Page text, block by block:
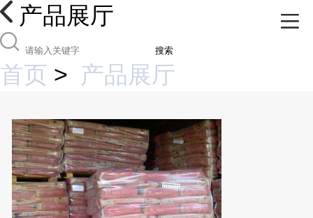
产品展厅
搜索
首页 > 产品展厅